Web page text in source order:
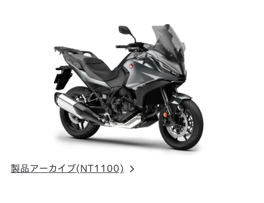
製品アーカイブ(NT1100)